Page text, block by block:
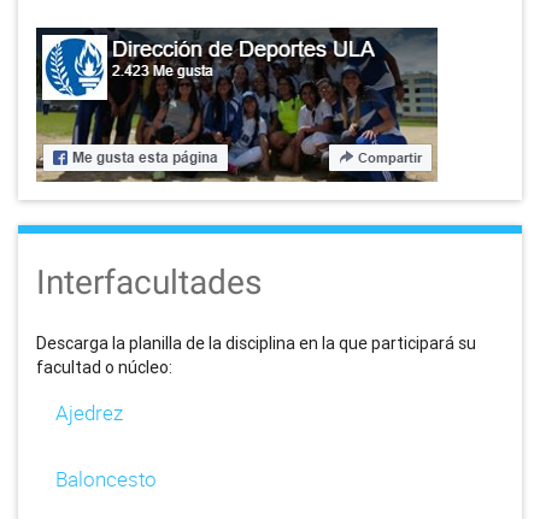
Interfacultades
Descarga la planilla de la disciplina en la que participará su
facultad o núcleo:
Ajedrez
Baloncesto